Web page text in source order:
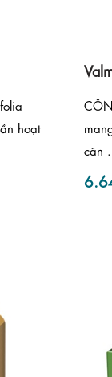
hoạt
cân ...